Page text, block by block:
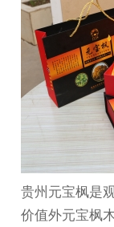
贵州元宝枫是
价值外元宝枫